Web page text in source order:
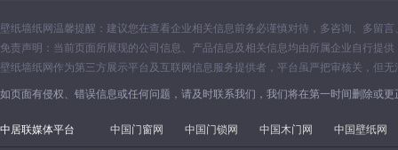
壁纸墙纸网温馨提醒：建议您在查看企业相关信息前务必谨慎对待，多咨询、多留
免责声明：当前页面所展现的公司信息、产品信息及相关信息均由所属企业自行提
壁纸墙纸网作为第三方展示平台及互联网信息服务提供者，平台虽严把审核关，但
如页面有侵权、错误信息或任何问题，请及时联系我们，我们将在第一时间删除或更
中居联媒体平台 中国门窗网 中国门锁网 中国木门网 中国壁纸网